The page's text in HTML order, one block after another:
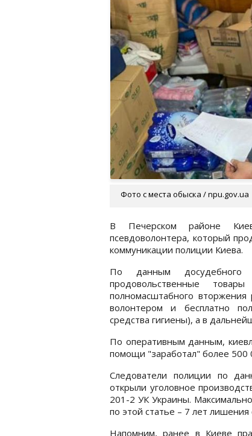
Фото с места обыска / npu.gov.ua
В Печерском районе
псевдоволонтера, который
коммуникации полиции Киева.
По данным досудебного
продовольственные
полномасштабного вторжения
волонтером и бесплатно
средства гигиены), а в
По оперативным данным,
помощи "заработал" более 500
Следователи полиции по
открыли уголовное
201-2 УК Украины.
по этой статье – 7 лет
Напомним, ранее в Киеве